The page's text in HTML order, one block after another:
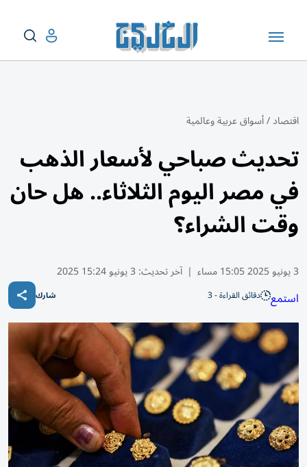
اقتصاد/أسواق عربية وعالمية
تحديث صباحي لأسعار الذهب
في مصر اليوم الثلاثاء.. هل حان
وقت الشراء؟
3 يونيو 2025 15:05 مساء | آخر تحديث: 3 يونيو 15:24 2025
استمع دقائق القراءة - 3 شارك